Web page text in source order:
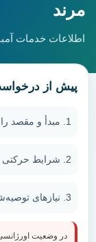
مرند
اطلاعات خدمات
پیش از
مبدأ و مقصد را
شرایط حرکتی
نیازهای
در وضعیت